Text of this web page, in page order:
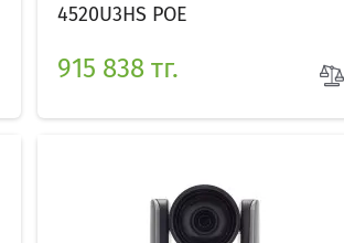
4520U3HS POE
915 838 тг.